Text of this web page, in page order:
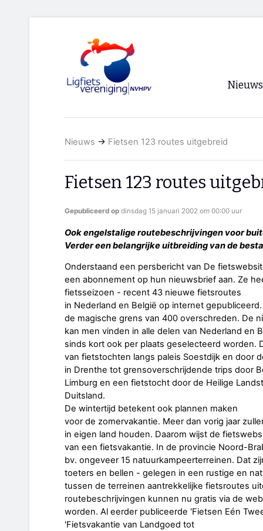
Nieuws
RSS
Nieuws → Fietsen 123 routes uitgebreid
Fietsen 123 routes
Gepubliceerd op dinsdag 15 januari 2002 om 00:00 uur
Ook engelstalige routebeschrijvingen voor
Verder een belangrijke uitbreiding van de
Onderstaand een persbericht van De
een abonnement op hun nieuwsbrief aan. Ze
fietsseizoen - recent 43 nieuwe fietsroutes
in Nederland en België op internet
de magische grens van 400 overschreden. De
kan men vinden in alle delen van Nederland en
sinds kort ook per plaats geselecteerd worden.
van fietstochten langs paleis Soestdijk en door
in Drenthe tot grensoverschrijdende trips door
Limburg en een fietstocht door de Heilige
Duitsland.
De wintertijd betekent ook plannen maken
voor de zomervakantie. Meer dan vorig jaar
in eigen land houden. Daarom wijst de
van een fietsvakantie. In de provincie Noord-
bv. ongeveer 15 natuurkampeerterreinen. Dat
toeters en bellen - gelegen in een rustige en
tussen de terreinen aantrekkelijke fietsroutes
routebeschrijvingen kunnen nu gratis via de
worden. Al eerder publiceerde 'Fietsen Eén
'Fietsvakantie van Landgoed tot